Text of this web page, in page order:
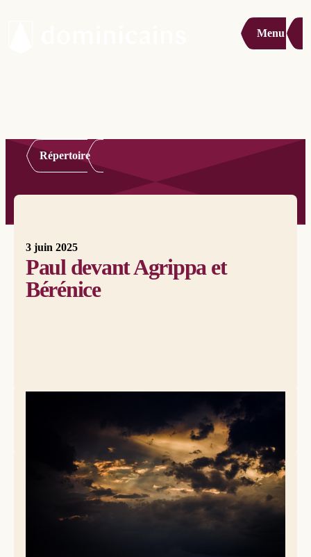
Menu
Répertoire
3 juin 2025
Paul devant Agrippa et
Bérénice
Actes des Apôtres 25, 13-27
13 Quelques jours plus tard, le roi Agrippa et Bérénice
vinrent à Césarée saluer le gouverneur Festus. 14 Comme
ils passaient là plusieurs jours, Festus exposa au roi la